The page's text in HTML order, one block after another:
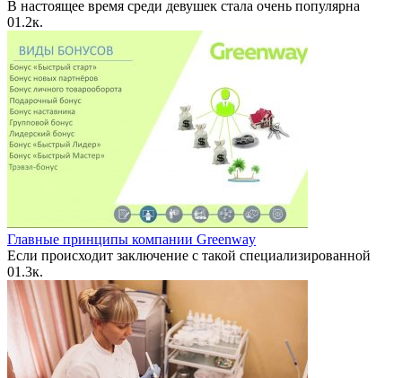
В настоящее время среди девушек стала очень популярна
01.2к.
Главные принципы компании Greenway
Если происходит заключение с такой специализированной
01.3к.